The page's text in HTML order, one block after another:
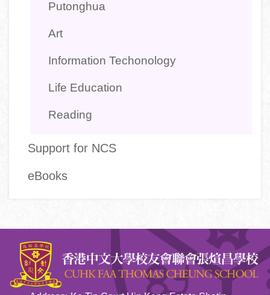
Putonghua
Art
Information Techonology
Life Education
Reading
Support for NCS
eBooks